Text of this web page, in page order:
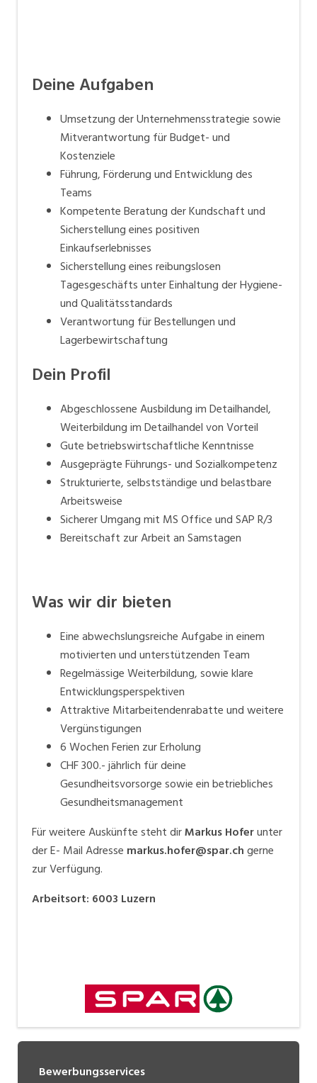
Deine Aufgaben
Umsetzung der Unternehmensstrategie sowie
Mitverantwortung für Budget- und
Kostenziele
Führung, Förderung und Entwicklung des
Teams
Kompetente Beratung der Kundschaft und
Sicherstellung eines positiven
Einkaufserlebnisses
Sicherstellung eines reibungslosen
Tagesgeschäfts unter Einhaltung der Hygiene-
und Qualitätsstandards
Verantwortung für Bestellungen und
Lagerbewirtschaftung
Dein Profil
Abgeschlossene Ausbildung im Detailhandel,
Weiterbildung im Detailhandel von Vorteil
Gute betriebswirtschaftliche Kenntnisse
Ausgeprägte Führungs- und Sozialkompetenz
Strukturierte, selbstständige und belastbare
Arbeitsweise
Sicherer Umgang mit MS Office und SAP R/3
Bereitschaft zur Arbeit an Samstagen
Was wir dir bieten
Eine abwechslungsreiche Aufgabe in einem
motivierten und unterstützenden Team
Regelmässige Weiterbildung, sowie klare
Entwicklungsperspektiven
Attraktive Mitarbeitendenrabatte und weitere
Vergünstigungen
6 Wochen Ferien zur Erholung
CHF 300.- jährlich für deine
Gesundheitsvorsorge sowie ein betriebliches
Gesundheitsmanagement
Für weitere Auskünfte steht dirMarkus Hoferunter
der E- Mail Adresse markus.hofer@spar.chgerne
zur Verfügung.
Arbeitsort: 6003 Luzern
Bewerbungsservices